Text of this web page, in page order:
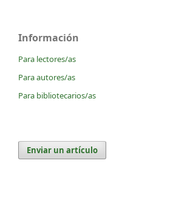
Información
Para lectores/as
Para autores/as
Para bibliotecarios/as
Enviar un artículo